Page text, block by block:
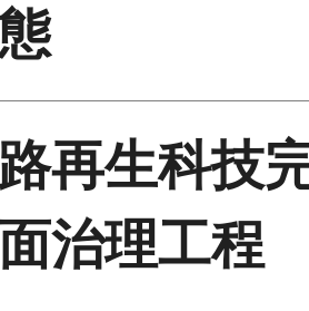
再生科技
治理工程